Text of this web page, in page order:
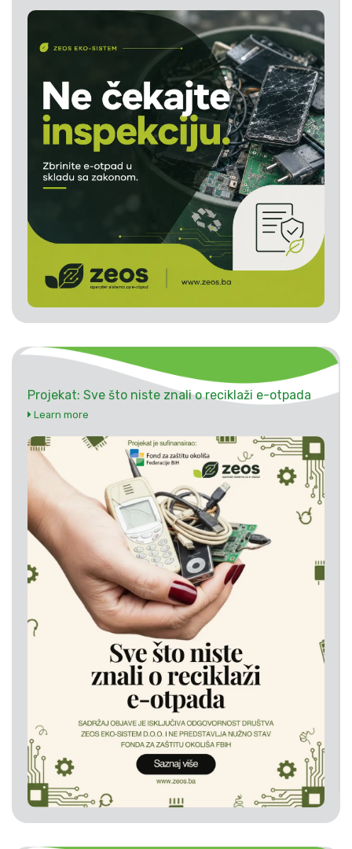
Projekat: Sve što niste znali o reciklaži e-otpada
Learn more